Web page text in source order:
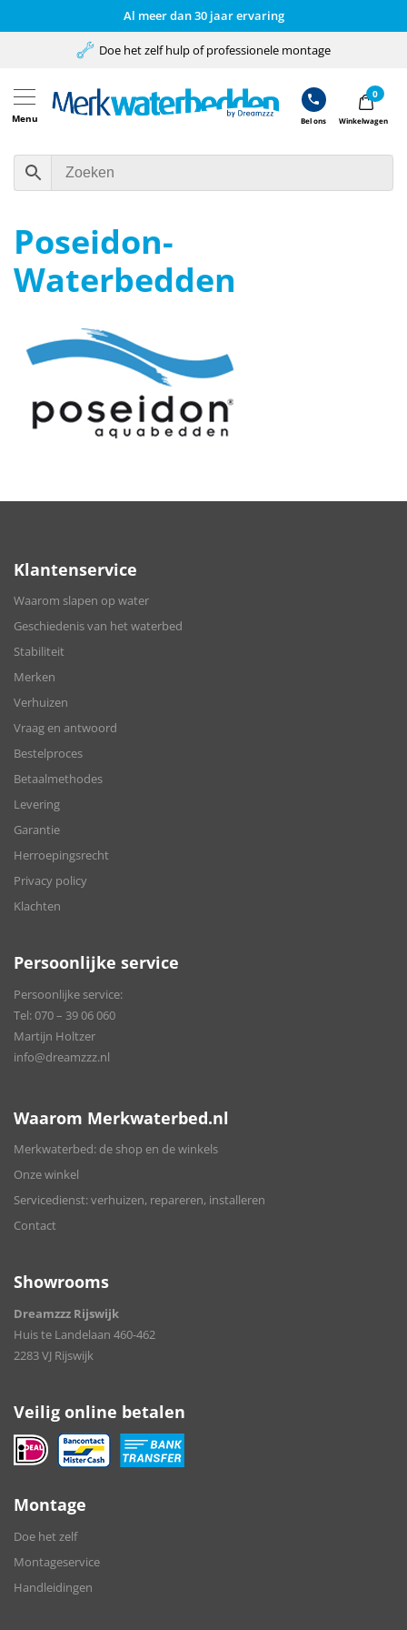
Al meer dan 30 jaar ervaring
Menu Bel ons
0
Winkelwagen
Doe het zelf hulp of professionele montage
Poseidon-
Waterbedden
Klantenservice
Waarom slapen op water
Geschiedenis van het waterbed
Stabiliteit
Merken
Verhuizen
Vraag en antwoord
Bestelproces
Betaalmethodes
Levering
Garantie
Herroepingsrecht
Privacy policy
Klachten
Persoonlijke service
Persoonlijke service:
Tel:070 – 39 06 060
Martijn Holtzer
info@dreamzzz.nl
Waarom Merkwaterbed.nl
Merkwaterbed: de shop en de winkels
Onze winkel
Servicedienst: verhuizen, repareren, installeren
Contact
Showrooms
Dreamzzz Rijswijk
Huis te Landelaan 460-462
2283 VJ Rijswijk
Veilig online betalen
Montage
Doe het zelf
Montageservice
Handleidingen